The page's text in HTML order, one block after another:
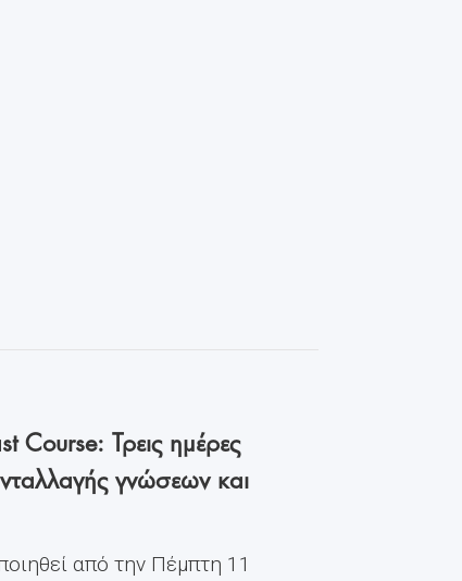
Course: Τρεις ημέρες
γνώσεων και
από την Πέμπτη 11